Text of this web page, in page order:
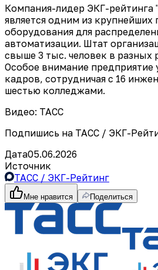
Компания-лидер ЭКГ-рейтинга
является одним из крупнейших
оборудования для
автоматизации. Штат
свыше 3 тыс. человек в разных
Особое внимание предприятие
кадров, сотрудничая с 16
шестью колледжами.
Видео: ТАСС
Подпишись на ТАСС / ЭКГ-
Дата05.06.2026
Источник
ТАСС / ЭКГ-Рейтинг
Мне нравится Поделиться